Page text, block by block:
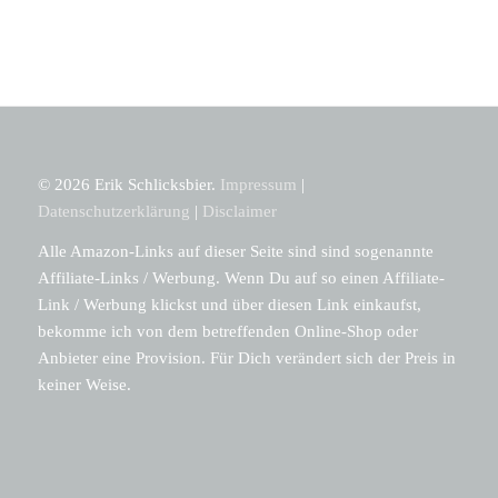
© 2026 Erik Schlicksbier. Impressum |
Datenschutzerklärung | Disclaimer
Alle Amazon-Links auf dieser Seite sind sind sogenannte
Affiliate-Links / Werbung. Wenn Du auf so einen Affiliate-
Link / Werbung klickst und über diesen Link einkaufst,
bekomme ich von dem betreffenden Online-Shop oder
Anbieter eine Provision. Für Dich verändert sich der Preis in
keiner Weise.